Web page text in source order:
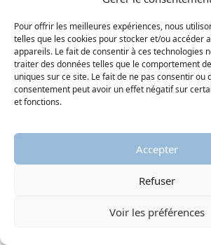
Pour offrir les meilleures expériences, nous
telles que les cookies pour stocker et/ou accéder
appareils. Le fait de consentir à ces technologies
traiter des données telles que le comportement
uniques sur ce site. Le fait de ne pas consentir ou
consentement peut avoir un effet négatif sur
et fonctions.
Accepter
Refuser
Voir les préférences
Siebter Krieg (1579-1580)
Achter Krieg (1585-1598)
Das Edikt von Nantes (30. April 1598)
Bibliographie
Dazugehörige Vermerke